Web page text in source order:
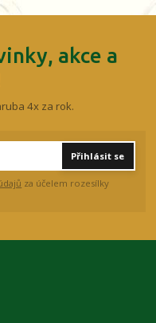
akce a
4x za rok.
Přihlásit se
za účelem rozesílky